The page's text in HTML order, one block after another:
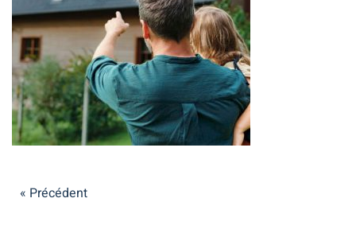
« Précédent